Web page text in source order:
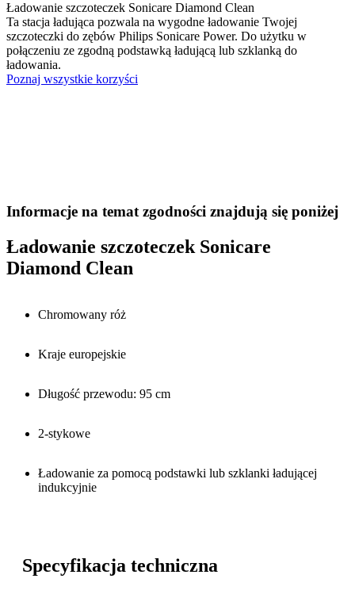
Ładowanie szczoteczek Sonicare Diamond Clean
Ta stacja ładująca pozwala na wygodne ładowanie Twojej
szczoteczki do zębów Philips Sonicare Power. Do użytku w
połączeniu ze zgodną podstawką ładującą lub szklanką do
ładowania.
Poznaj wszystkie korzyści
Informacje na temat zgodności znajdują się poniżej
Ładowanie szczoteczek Sonicare
Diamond Clean
Chromowany róż
Kraje europejskie
Długość przewodu: 95 cm
2-stykowe
Ładowanie za pomocą podstawki lub szklanki ładującej
indukcyjnie
Specyfikacja techniczna